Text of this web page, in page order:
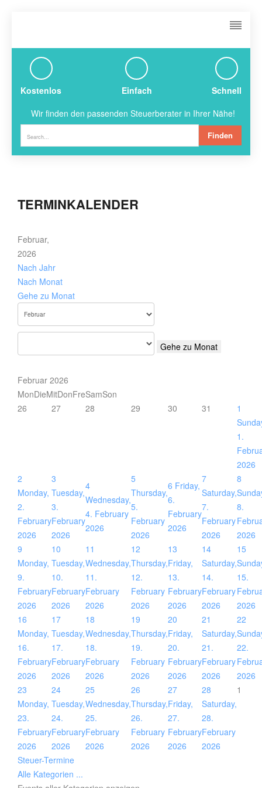
Kostenlos Einfach
Schnell
Wir finden den passenden Steuerberater in Ihrer Nähe!
Finden
TERMINKALENDER
Februar,
2026
Nach Jahr
Nach Monat
Gehe zu Monat
Gehe zu Monat
Februar 2026
MonDieMitDonFreSamSon
26
27 28 29 30 31
1
1.
2026
2
Monday,
2.
February
2026
3
Tuesday,
3.
February
2026
4
Wednesday,
4. February
2026
5
Thursday,
5.
February
2026
6 Friday,
6.
February
2026
7
Saturday,
7.
February
2026
8
8.
2026
9
Monday,
9.
February
2026
10
Tuesday,
10.
February
2026
11
Wednesday,
11.
February
2026
12
Thursday,
12.
February
2026
13
Friday,
13.
February
2026
14
Saturday,
14.
February
2026
15
15.
2026
16
Monday,
16.
February
2026
17
Tuesday,
17.
February
2026
18
Wednesday,
18.
February
2026
19
Thursday,
19.
February
2026
20
Friday,
20.
February
2026
21
Saturday,
21.
February
2026
22
22.
2026
23
Monday,
23.
February
2026
24
Tuesday,
24.
February
2026
25
Wednesday,
25.
February
2026
26
Thursday,
26.
February
2026
27
Friday,
27.
February
2026
28
Saturday,
28.
February
2026
1
Steuer-Termine
Alle Kategorien ...